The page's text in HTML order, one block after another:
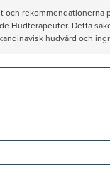
och rekommendationerna
Hudterapeuter. Detta
hudvård och